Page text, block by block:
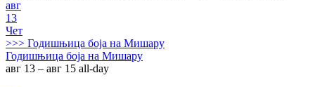
авг
13
Чет
>>> Годишњица боја на Мишару
Годишњица боја на Мишару
авг 13 – авг 15 all-day